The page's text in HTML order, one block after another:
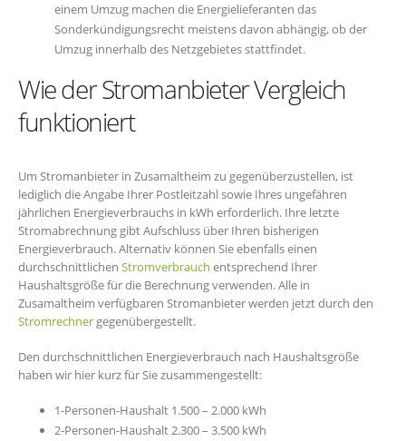
einem Umzug machen die Energielieferanten das
Sonderkündigungsrecht meistens davon abhängig, ob der
Umzug innerhalb des Netzgebietes stattfindet.
Wie der Stromanbieter Vergleich
funktioniert
Um Stromanbieter in Zusamaltheim zu gegenüberzustellen, ist
lediglich die Angabe Ihrer Postleitzahl sowie Ihres ungefähren
jährlichen Energieverbrauchs in kWh erforderlich. Ihre letzte
Stromabrechnung gibt Aufschluss über Ihren bisherigen
Energieverbrauch. Alternativ können Sie ebenfalls einen
durchschnittlichen Stromverbrauch entsprechend Ihrer
Haushaltsgröße für die Berechnung verwenden. Alle in
Zusamaltheim verfügbaren Stromanbieter werden jetzt durch den
Stromrechner gegenübergestellt.
Den durchschnittlichen Energieverbrauch nach Haushaltsgröße
haben wir hier kurz für Sie zusammengestellt:
1-Personen-Haushalt 1.500 – 2.000 kWh
2-Personen-Haushalt 2.300 – 3.500 kWh